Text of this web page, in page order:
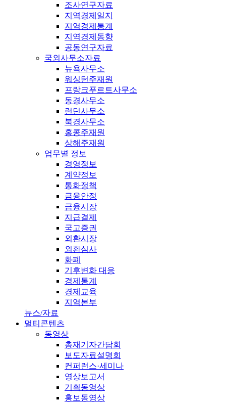
조사연구자료
지역경제일지
지역경제통계
지역경제동향
공동연구자료
국외사무소자료
뉴욕사무소
워싱턴주재원
프랑크푸르트사무소
동경사무소
런던사무소
북경사무소
홍콩주재원
상해주재원
업무별 정보
경영정보
계약정보
통화정책
금융안정
금융시장
지급결제
국고증권
외환시장
외환심사
화폐
기후변화 대응
경제통계
경제교육
지역본부
뉴스/자료
멀티콘텐츠
동영상
총재기자간담회
보도자료설명회
컨퍼런스·세미나
영상보고서
기획동영상
홍보동영상